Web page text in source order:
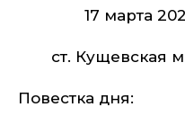
17 марта
ст. Кущевская
Повестка дня: